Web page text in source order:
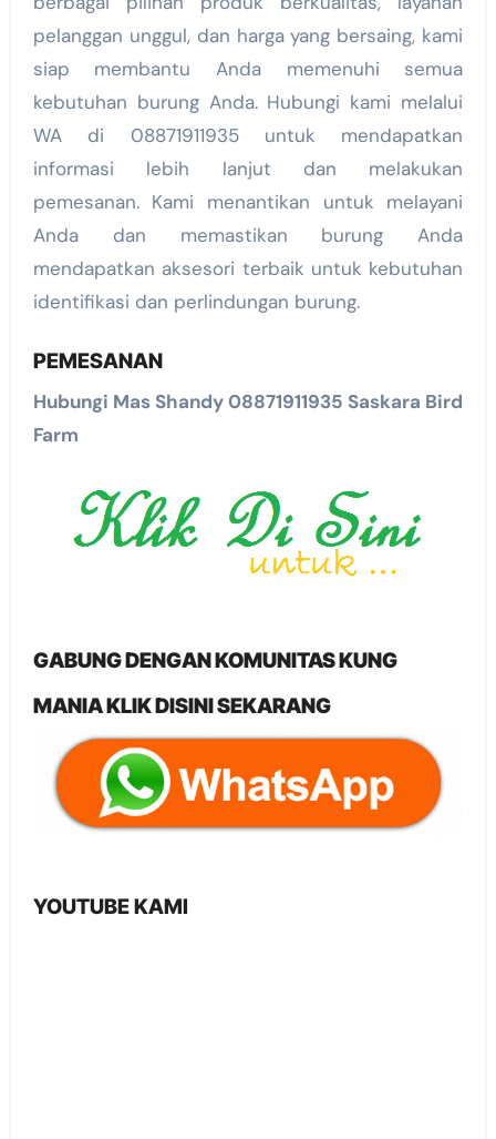
pelanggan unggul, dan harga yang bersaing, kami
siap membantu Anda memenuhi semua
kebutuhan burung Anda. Hubungi kami melalui
WA di 08871911935 untuk mendapatkan
informasi lebih lanjut dan melakukan
pemesanan. Kami menantikan untuk melayani
Anda dan memastikan burung Anda
mendapatkan aksesori terbaik untuk kebutuhan
identifikasi dan perlindungan burung.
PEMESANAN
Hubungi Mas Shandy 08871911935 Saskara Bird
Farm
GABUNG DENGAN KOMUNITAS KUNG
MANIA KLIK DISINI SEKARANG
YOUTUBE KAMI